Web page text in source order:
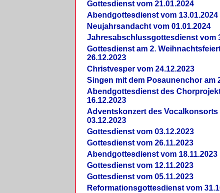
Gottesdienst vom 21.01.2024
Abendgottesdienst vom 13.01.2024
Neujahrsandacht vom 01.01.2024
Jahresabschlussgottesdienst vom
Gottesdienst am 2.
26.12.2023
Christvesper vom 24.12.2023
Singen mit dem Posaunenchor am
Abendgottesdienst des
16.12.2023
Adventskonzert des Vocalkonsorts
03.12.2023
Gottesdienst vom 03.12.2023
Gottesdienst vom 26.11.2023
Abendgottesdienst vom 18.11.2023
Gottesdienst vom 12.11.2023
Gottesdienst vom 05.11.2023
Reformationsgottesdienst vom